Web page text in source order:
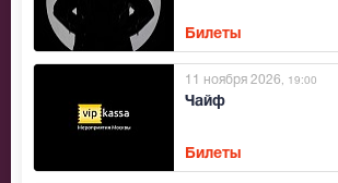
Билеты
Чайф
11 ноября 2026 , 19:00
Билеты